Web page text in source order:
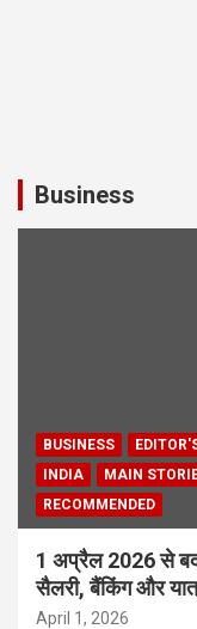
Business
BUSINESS
INDIA
MAIN
RECOMMENDED
1 अप्रैल 2026 से
सैलरी, बैंकिंग और
April 1, 2026